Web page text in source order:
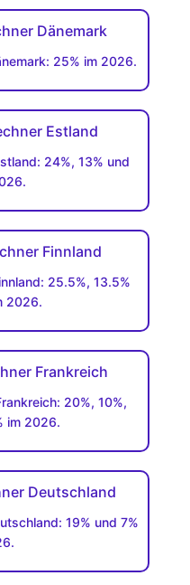
Dänemark
25% im 2026.
Estland
24%, 13% und
Finnland
25.5%, 13.5%
2026.
Frankreich
20%, 10%,
im 2026.
Deutschland
19% und 7%